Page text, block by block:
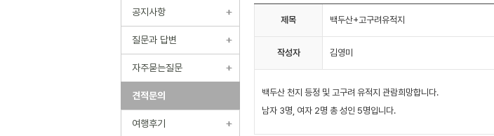
공지사항
질문과 답변
자주묻는질문
견적문의
여행후기
제목 백두산+고구려유적지
작성자 김영미
백두산 천지 등정 및 고구려 유적지 관람희망합니다.
남자 3명, 여자 2명 총 성인 5명입니다.